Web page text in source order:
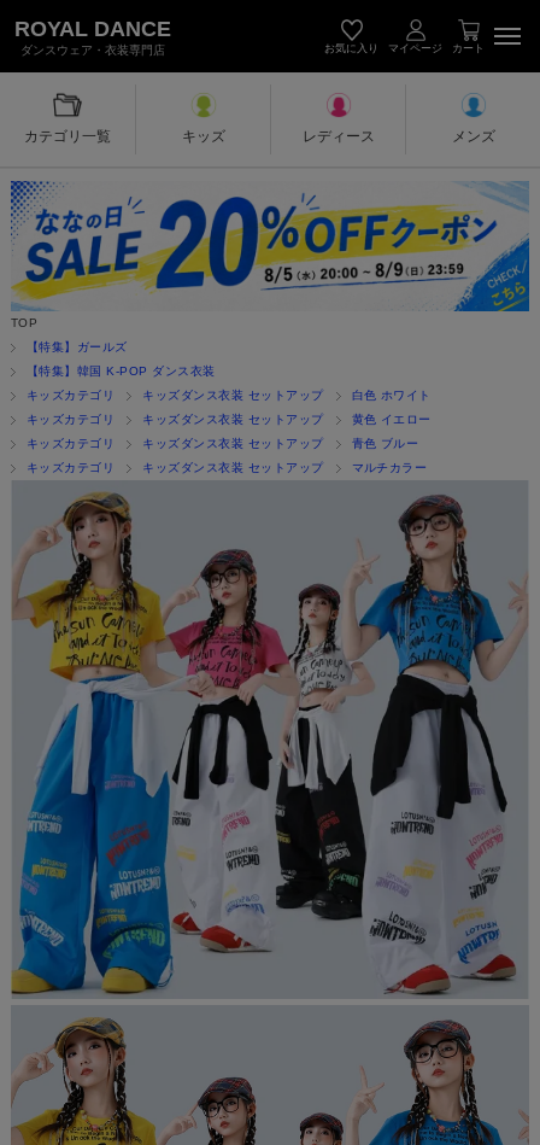
ROYAL DANCE キッズダンス衣装・レディース＆メ
ダンスウェア・衣装専門店 お気に入り マイページ カート
カテゴリ一覧 キッズ レディース メンズ
TOP
【特集】ガールズ
【特集】韓国 K-POP ダンス衣装
キッズカテゴリ
キッズダンス衣装 セットアップ
白色 ホワイト
キッズカテゴリ
キッズダンス衣装 セットアップ
黄色 イエロー
キッズカテゴリ
キッズダンス衣装 セットアップ
青色 ブルー
キッズカテゴリ
キッズダンス衣装 セットアップ マルチカラー